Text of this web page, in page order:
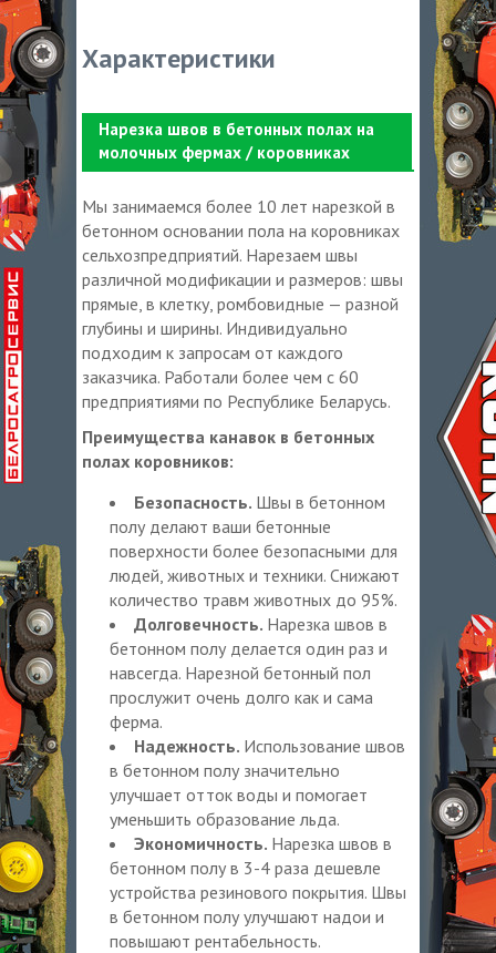
Характеристики
Нарезка швов в бетонных полах на
молочных фермах / коровниках
Мы занимаемся более 10 лет нарезкой в
бетонном основании пола на коровниках
сельхозпредприятий. Нарезаем швы
различной модификации и размеров: швы
прямые, в клетку, ромбовидные — разной
глубины и ширины. Индивидуально
подходим к запросам от каждого
заказчика. Работали более чем с 60
предприятиями по Республике Беларусь.
Преимущества канавок в бетонных
полах коровников:
Безопасность. Швы в бетонном
полу делают ваши бетонные
поверхности более безопасными для
людей, животных и техники. Снижают
количество травм животных до 95%.
Долговечность. Нарезка швов в
бетонном полу делается один раз и
навсегда. Нарезной бетонный пол
прослужит очень долго как и сама
ферма.
Надежность. Использование швов
в бетонном полу значительно
улучшает отток воды и помогает
уменьшить образование льда.
Экономичность. Нарезка швов в
бетонном полу в 3-4 раза дешевле
устройства резинового покрытия. Швы
в бетонном полу улучшают надои и
повышают рентабельность.